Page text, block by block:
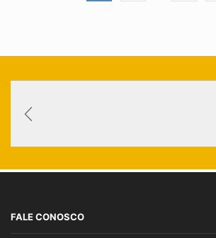
FALE CONOSCO